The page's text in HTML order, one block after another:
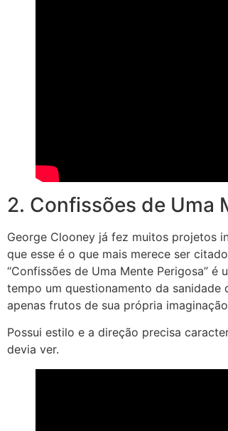
2. Confissões de Uma
George Clooney já fez muitos projetos
que esse é o que mais merece ser
“Confissões de Uma Mente Perigosa”
tempo um questionamento da sanidade
apenas frutos de sua própria
Possui estilo e a direção precisa
devia ver.